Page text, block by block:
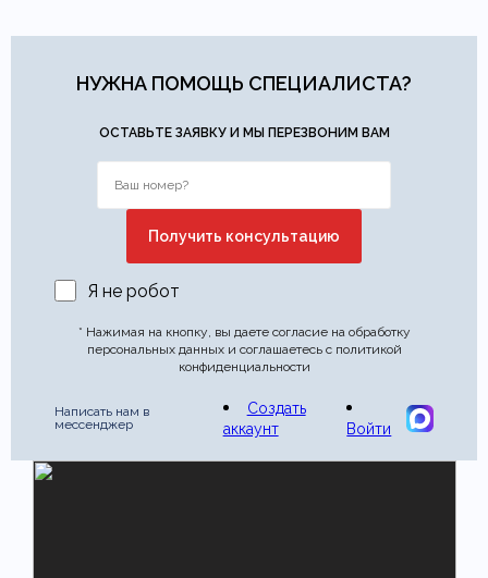
НУЖНА ПОМОЩЬ СПЕЦИАЛИСТА?
ОСТАВЬТЕ ЗАЯВКУ И МЫ ПЕРЕЗВОНИМ ВАМ
Я не робот
* Нажимая на кнопку, вы даете согласие на обработку
персональных данных и соглашаетесь с политикой
конфиденциальности
Написать нам в
мессенджер
Создать
аккаунт
Войти